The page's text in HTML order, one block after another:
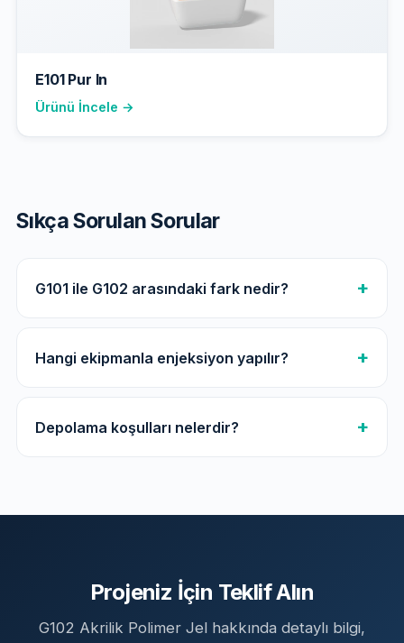
E101 Pur In
Ürünü İncele →
Sıkça Sorulan Sorular
G101 ile G102 arasındaki fark nedir?
Hangi ekipmanla enjeksiyon yapılır?
Depolama koşulları nelerdir?
Projeniz İçin Teklif Alın
G102 Akrilik Polimer Jel hakkında detaylı bilgi,